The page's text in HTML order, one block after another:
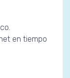
en tiempo